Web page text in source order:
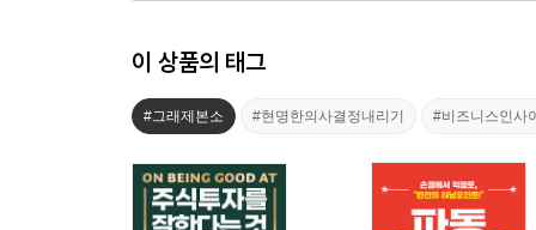
이 상품의 태그
#그래제본소 #현명한의사결정내리기 #비즈니스인사